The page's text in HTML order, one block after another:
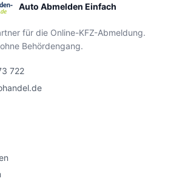
Auto Abmelden Einfach
für die Online-KFZ-Abmeldung.
Behördengang.
722